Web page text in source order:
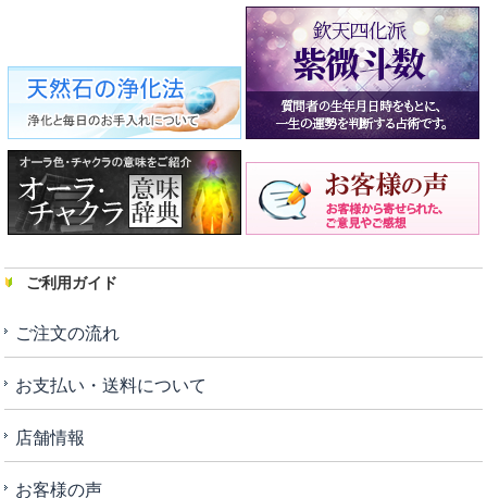
ご利用ガイド
ご注文の流れ
お支払い・送料について
店舗情報
お客様の声